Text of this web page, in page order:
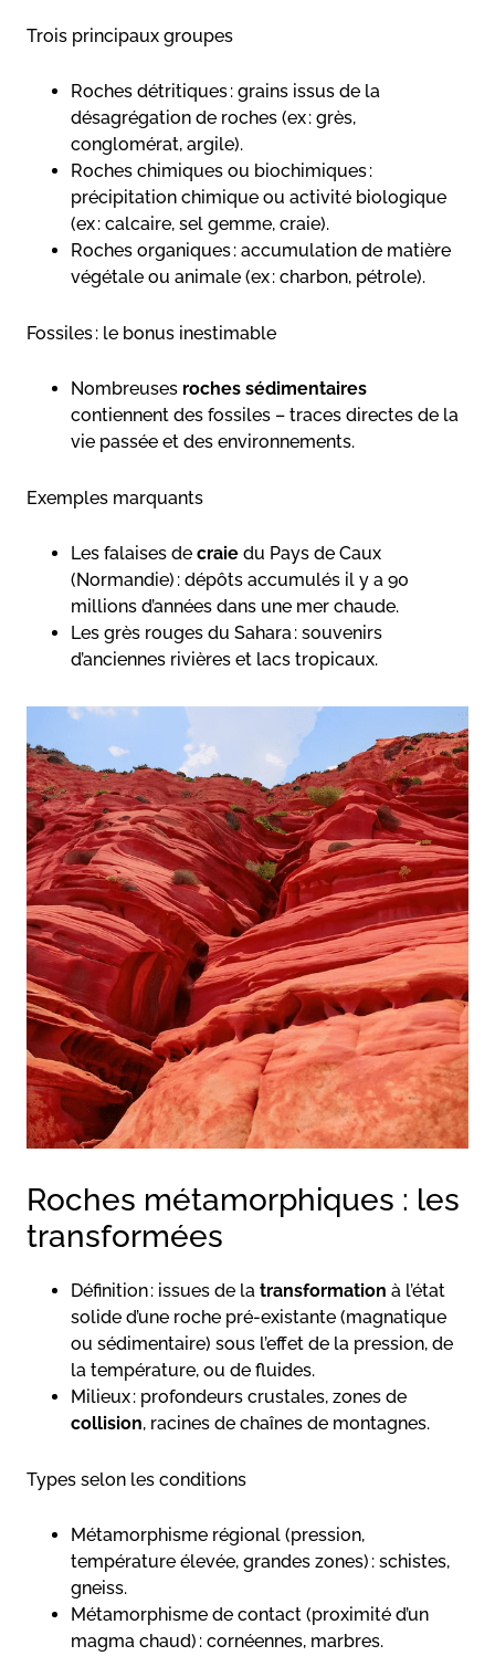
Trois principaux groupes
Roches détritiques : grains issus de la
désagrégation de roches (ex : grès,
conglomérat, argile).
Roches chimiques ou biochimiques :
précipitation chimique ou activité biologique
(ex : calcaire, sel gemme, craie).
Roches organiques : accumulation de matière
végétale ou animale (ex : charbon, pétrole).
Fossiles : le bonus inestimable
Nombreuses roches sédimentaires
contiennent des fossiles – traces directes de la
vie passée et des environnements.
Exemples marquants
Les falaises de craie du Pays de Caux
(Normandie) : dépôts accumulés il y a 90
millions d’années dans une mer chaude.
Les grès rouges du Sahara : souvenirs
d’anciennes rivières et lacs tropicaux.
Roches métamorphiques : les
transformées
Définition : issues de la transformation à l’état
solide d’une roche pré-existante (magnatique
ou sédimentaire) sous l’effet de la pression, de
la température, ou de fluides.
Milieux : profondeurs crustales, zones de
collision, racines de chaînes de montagnes.
Types selon les conditions
Métamorphisme régional (pression,
température élevée, grandes zones) : schistes,
gneiss.
Métamorphisme de contact (proximité d’un
magma chaud) : cornéennes, marbres.